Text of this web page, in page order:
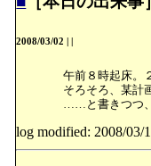
2008/03/02 ||
午前８時起床。
そろそろ、某計
……と書きつつ、
log modified: 2008/